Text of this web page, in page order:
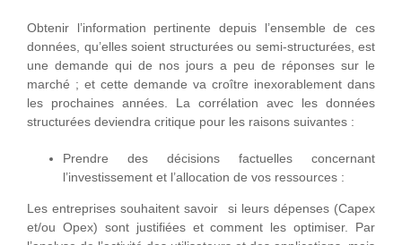
Obtenir l’information pertinente depuis l’ensemble de ces
données, qu’elles soient structurées ou semi-structurées, est
une demande qui de nos jours a peu de réponses sur le
marché ; et cette demande va croître inexorablement dans
les prochaines années. La corrélation avec les données
structurées deviendra critique pour les raisons suivantes :
Prendre des décisions factuelles concernant
l’investissement et l’allocation de vos ressources :
Les entreprises souhaitent savoir si leurs dépenses (Capex
et/ou Opex) sont justifiées et comment les optimiser. Par